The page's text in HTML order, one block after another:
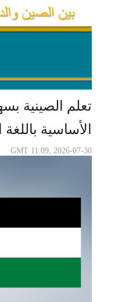
تعلم الصينية
الأساسية باللغة
GMT 11:09, 2026-07-30